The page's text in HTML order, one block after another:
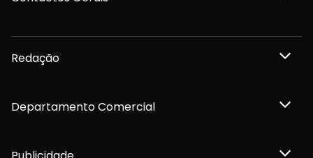
Redação
Departamento Comercial